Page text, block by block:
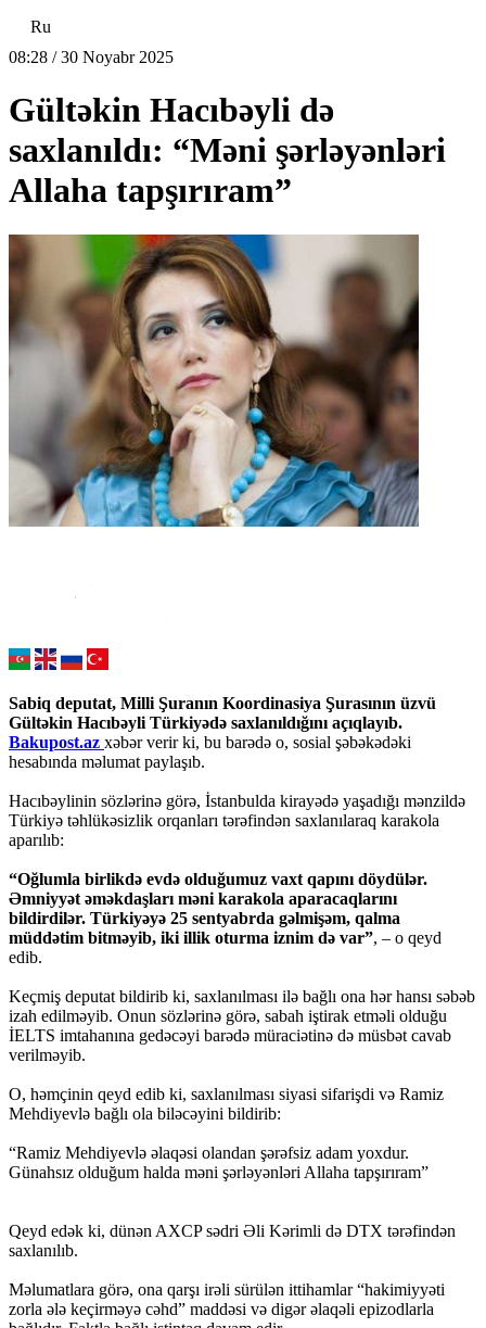
Ru
08:28 / 30 Noyabr 2025
Gültəkin Hacıbəyli də
saxlanıldı: “Məni şərləyənləri
Allaha tapşırıram”
Sabiq deputat, Milli Şuranın Koordinasiya Şurasının üzvü
Gültəkin Hacıbəyli Türkiyədə saxlanıldığını açıqlayıb.
Bakupost.az xəbər verir ki, bu barədə o, sosial şəbəkədəki
hesabında məlumat paylaşıb.
Hacıbəylinin sözlərinə görə, İstanbulda kirayədə yaşadığı mənzildə
Türkiyə təhlükəsizlik orqanları tərəfindən saxlanılaraq karakola
aparılıb:
“Oğlumla birlikdə evdə olduğumuz vaxt qapını döydülər.
Əmniyyət əməkdaşları məni karakola aparacaqlarını
bildirdilər. Türkiyəyə 25 sentyabrda gəlmişəm, qalma
müddətim bitməyib, iki illik oturma iznim də var”, – o qeyd
edib.
Keçmiş deputat bildirib ki, saxlanılması ilə bağlı ona hər hansı səbəb
izah edilməyib. Onun sözlərinə görə, sabah iştirak etməli olduğu
İELTS imtahanına gedəcəyi barədə müraciətinə də müsbət cavab
verilməyib.
O, həmçinin qeyd edib ki, saxlanılması siyasi sifarişdi və Ramiz
Mehdiyevlə bağlı ola biləcəyini bildirib:
“Ramiz Mehdiyevlə əlaqəsi olandan şərəfsiz adam yoxdur.
Günahsız olduğum halda məni şərləyənləri Allaha tapşırıram”
Qeyd edək ki, dünən AXCP sədri Əli Kərimli də DTX tərəfindən
saxlanılıb.
Məlumatlara görə, ona qarşı irəli sürülən ittihamlar “hakimiyyəti
zorla ələ keçirməyə cəhd” maddəsi və digər əlaqəli epizodlarla